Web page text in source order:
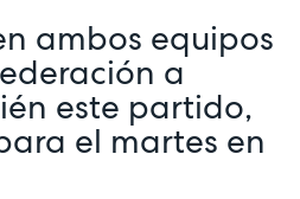
ambos equipos
a
este partido,
el martes en